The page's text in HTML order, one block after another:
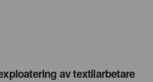
av textilarbetare